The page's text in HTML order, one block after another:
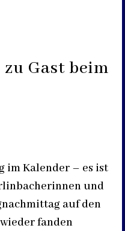
Gast beim
im Kalender – es ist
und
auf den
fanden